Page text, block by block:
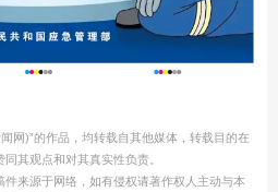
网)”的作品，均转载自其他媒体，转载目的在
其观点和对其真实性负责。
来源于网络，如有侵权请著作权人主动与本